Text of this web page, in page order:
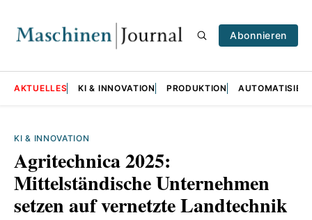
Abonnieren
AKTUELLES KI & INNOVATION PRODUKTION
KI & INNOVATION
Agritechnica 2025:
Mittelständische Unternehmen
setzen auf vernetzte Landtechnik